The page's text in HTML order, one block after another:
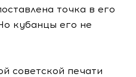
точка в его
кубанцы его не
советской печати